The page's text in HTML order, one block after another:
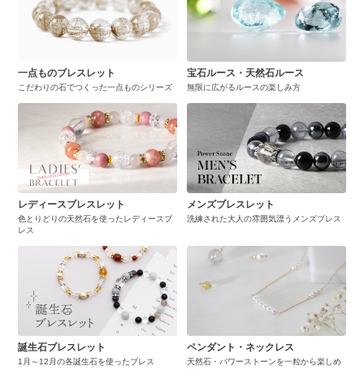
一点ものブレスレット
こだわりの石でつくった一点ものシリーズ
宝石ルース・天然石ルース
無限に広がるルースの楽しみ方
レディースブレスレット
色とりどりの天然石を使ったレディースブ
レス
メンズブレスレット
洗練された大人の雰囲気漂うメンズブレス
誕生石ブレスレット
1月～12月の各誕生石を使ったブレス
ペンダント・ネックレス
天然石・パワーストーンを一粒から楽しめ